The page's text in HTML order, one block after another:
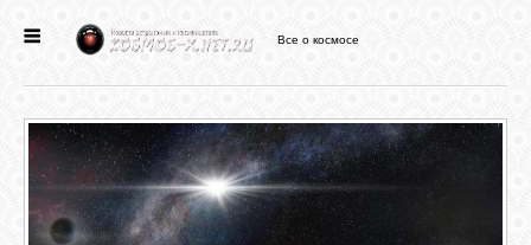
НОВОСТИ
ФОРУМ
Все о космосе